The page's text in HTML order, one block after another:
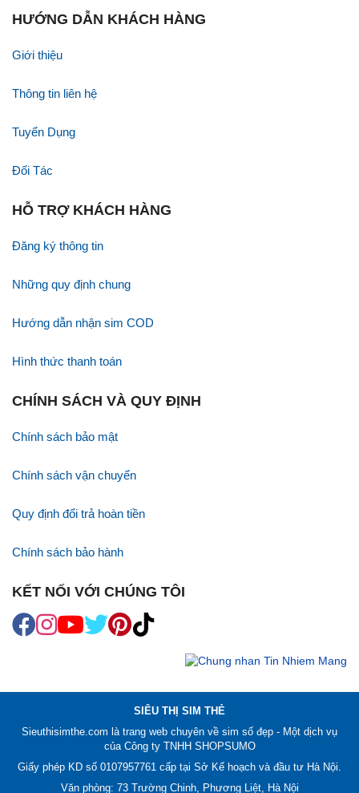
HƯỚNG DẪN KHÁCH HÀNG
Giới thiệu
Thông tin liên hệ
Tuyển Dụng
Đối Tác
HỖ TRỢ KHÁCH HÀNG
Đăng ký thông tin
Những quy định chung
Hướng dẫn nhận sim COD
Hình thức thanh toán
CHÍNH SÁCH VÀ QUY ĐỊNH
Chính sách bảo mật
Chính sách vận chuyển
Quy định đổi trả hoàn tiền
Chính sách bảo hành
KẾT NỐI VỚI CHÚNG TÔI
SIÊU THỊ SIM THẺ
Sieuthisimthe.com là trang web chuyên về sim số đẹp - Một dịch vụ
của Công ty TNHH SHOPSUMO
Giấy phép KD số 0107957761 cấp tại Sở Kế hoạch và đầu tư Hà Nội.
Văn phòng: 73 Trường Chinh, Phương Liệt, Hà Nội